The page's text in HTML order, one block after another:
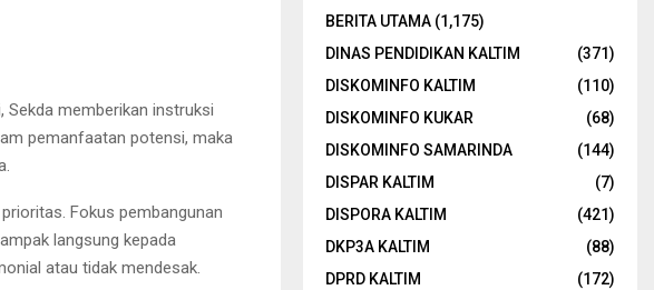
Sekda memberikan instruksi
pemanfaatan potensi, maka
Fokus pembangunan
langsung kepada
atau tidak mendesak.
BERITA UTAMA (1,175)
DINAS PENDIDIKAN KALTIM
(371)
DISKOMINFO KALTIM
(110)
DISKOMINFO KUKAR
(68)
DISKOMINFO SAMARINDA
(144)
DISPAR KALTIM
(7)
DISPORA KALTIM
(421)
DKP3A KALTIM
(88)
DPRD KALTIM
(172)